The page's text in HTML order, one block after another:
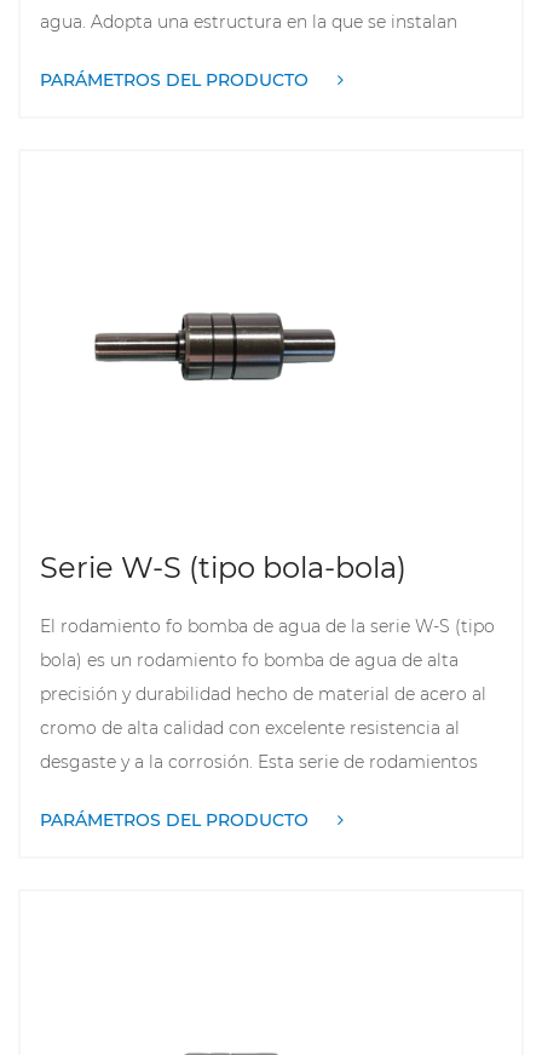
agua. Adopta una estructura en la que se instalan
acero exterior, que puede soportar grandes cargas al
requieren un funcionamiento eficiente y estable.
PARÁMETROS DEL PRODUCTO
Serie W-S (tipo bola-bola)
El rodamiento fo bomba de agua de la serie W-S (tipo
bola) es un rodamiento fo bomba de agua de alta
precisión y durabilidad hecho de material de acero al
cromo de alta calidad con excelente resistencia al
desgaste y a la corrosión. Esta serie de rodamientos
rendimiento de sellado, y es adecuada fo diversos
PARÁMETROS DEL PRODUCTO